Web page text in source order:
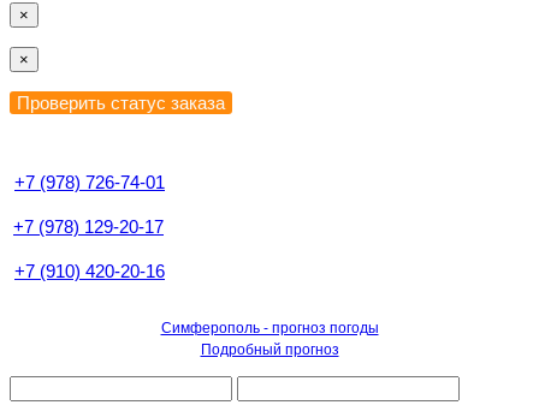
×
×
+7 (978) 726-74-01
+7 (978) 129-20-17
+7 (910) 420-20-16
Симферополь - прогноз погоды
Подробный прогноз